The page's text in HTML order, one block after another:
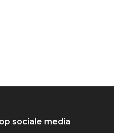
sociale media